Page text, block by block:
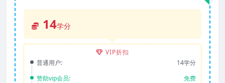
14学分
VIP折扣
普通用户:
14学分
赞助vip会员:
免费